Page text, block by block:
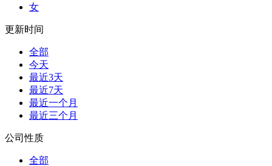
女
更新时间
全部
今天
最近3天
最近7天
最近一个月
最近三个月
公司性质
全部